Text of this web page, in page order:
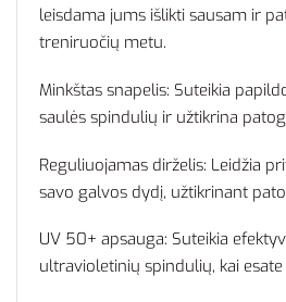
leisdama jums išlikti sausam ir
treniruočių metu.
Minkštas snapelis: Suteikia
saulės spindulių ir užtikrina
Reguliuojamas dirželis: Leidžia
savo galvos dydį, užtikrinant
UV 50+ apsauga: Suteikia
ultravioletinių spindulių, kai esate